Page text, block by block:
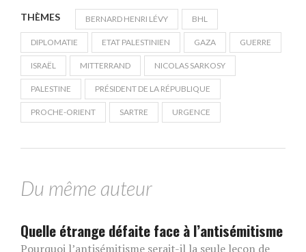
THÈMES BERNARD HENRI LÉVY BHL
DIPLOMATIE ETAT PALESTINIEN GAZA GUERRE
ISRAËL MITTERRAND NICOLAS SARKOSY
PALESTINE PRÉSIDENT DE LA RÉPUBLIQUE
PROCHE-ORIENT SARTRE URGENCE
Du même auteur
Quelle étrange défaite face à l’antisémitisme
Pourquoi l’antisémitisme serait-il la seule leçon de